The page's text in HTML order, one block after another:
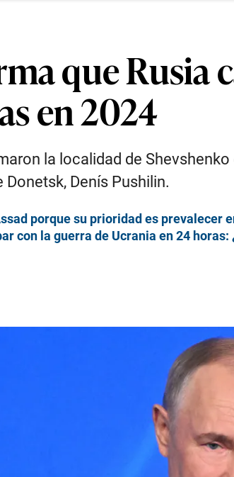
que Rusia
en 2024
la localidad de
Denís Pushilin.
porque su prioridad es
con la guerra de Ucrania en 24